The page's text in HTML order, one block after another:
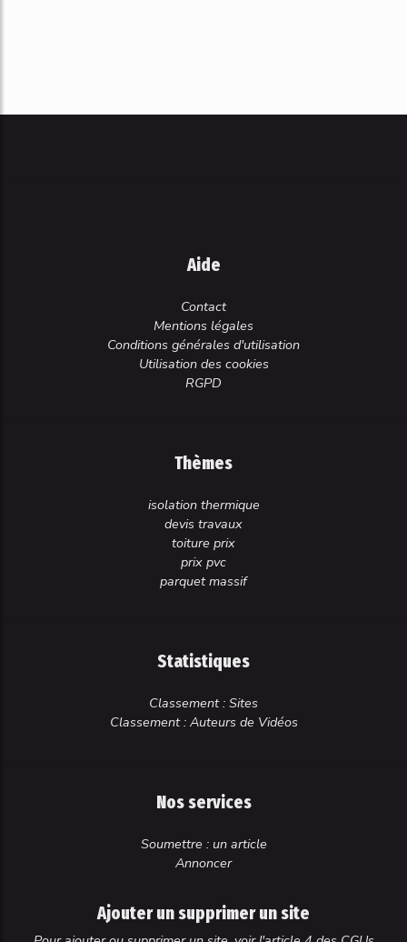
Aide
Contact
Mentions légales
Conditions générales d'utilisation
Utilisation des cookies
RGPD
Thèmes
isolation thermique
devis travaux
toiture prix
prix pvc
parquet massif
Statistiques
Classement : Sites
Classement : Auteurs de Vidéos
Nos services
Soumettre : un article
Annoncer
Ajouter un supprimer un site